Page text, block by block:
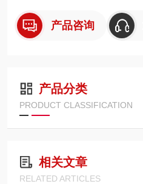
产品咨询
产品分类
PRODUCT CLASSIFICATION
相关文章
RELATED ARTICLES